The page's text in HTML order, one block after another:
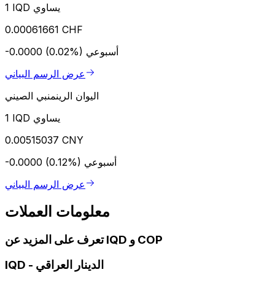
1 IQD يساوي
0.00061661 CHF
-0.0000 (0.02%) أسبوعي
عرض الرسم البياني
اليوان الرينمنبي الصيني
1 IQD يساوي
0.00515037 CNY
-0.0000 (0.12%) أسبوعي
عرض الرسم البياني
معلومات العملات
تعرف على المزيد عن IQD و COP
IQD - الدينار العراقي